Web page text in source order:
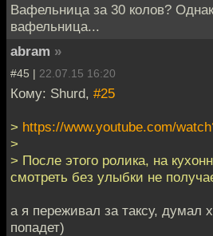
Вафельница за 30 колов?
вафельница...
abram »
#45 | 22.07.15 16:20
Кому: Shurd, #25
> https://www.youtube.com/
>
> После этого ролика, на
смотреть без улыбки не
а я переживал за таксу, думал
попадет)